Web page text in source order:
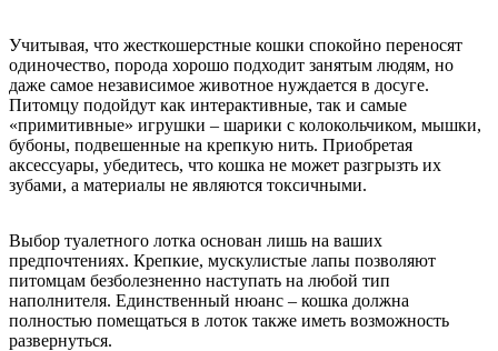
Учитывая, что жесткошерстные кошки спокойно переносят
одиночество, порода хорошо подходит занятым людям, но
даже самое независимое животное нуждается в досуге.
Питомцу подойдут как интерактивные, так и самые
«примитивные» игрушки – шарики с колокольчиком, мышки,
бубоны, подвешенные на крепкую нить. Приобретая
аксессуары, убедитесь, что кошка не может разгрызть их
зубами, а материалы не являются токсичными.
Выбор туалетного лотка основан лишь на ваших
предпочтениях. Крепкие, мускулистые лапы позволяют
питомцам безболезненно наступать на любой тип
наполнителя. Единственный нюанс – кошка должна
полностью помещаться в лоток также иметь возможность
развернуться.